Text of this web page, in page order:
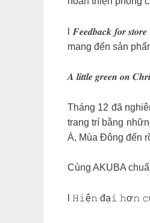
l 𝑭𝒆𝒆𝒅𝒃𝒂𝒄𝒌 𝒇𝒐𝒓
mang đến sản
𝑨 𝒍𝒊𝒕𝒕𝒍𝒆 𝒈𝒓𝒆𝒆𝒏 𝒐𝒏
Tháng 12 đã
trang trí bằng
À, Mùa Đông đến
Cùng AKUBA
l 𝙷𝚒ệ𝚗 đạ𝚒 𝚑ơ𝚗